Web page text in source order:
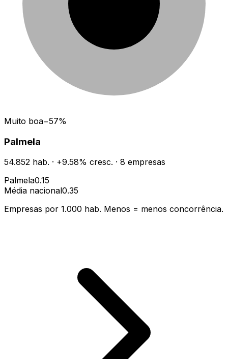
Muito boa−57%
Palmela
54.852 hab. · +9.58% cresc. · 8 empresas
Palmela0.15
Média nacional0.35
Empresas por 1.000 hab. Menos = menos concorrência.